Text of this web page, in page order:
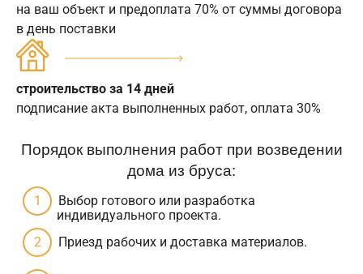
на ваш объект и предоплата 70% от суммы договора
в день поставки
строительство за 14 дней
подписание акта выполненных работ, оплата 30%
Порядок выполнения работ при возведении
дома из бруса:
Выбор готового или разработка
индивидуального проекта.
Приезд рабочих и доставка материалов.